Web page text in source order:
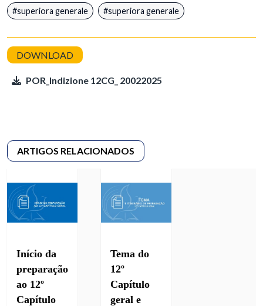
superiora generale superiora generale
POR_Indizione 12CG_ 20022025
Início da
preparação
ao 12º
Capítulo
Tema do
12º
Capítulo
geral e